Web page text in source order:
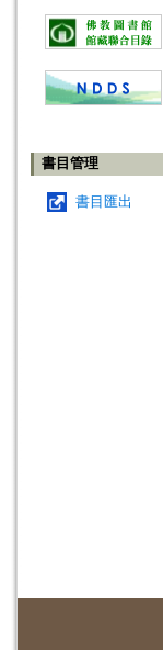
書目管理
書目匯出